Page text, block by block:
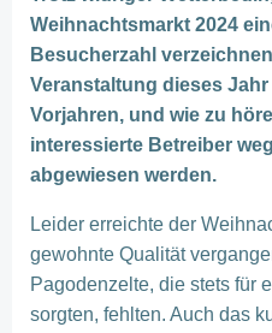
Weihnachtsmarkt 2024
Besucherzahl
Veranstaltung dieses
Vorjahren, und wie zu
interessierte Betreiber
abgewiesen werden.
Leider erreichte der
gewohnte Qualität
Pagodenzelte, die stets für
sorgten, fehlten. Auch das